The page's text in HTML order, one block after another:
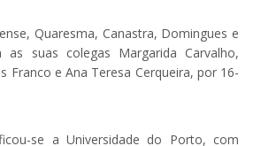
Quaresma, Canastra, Domingues e
as suas colegas Margarida Carvalho,
Franco e Ana Teresa Cerqueira, por 16-
se a Universidade do Porto, com